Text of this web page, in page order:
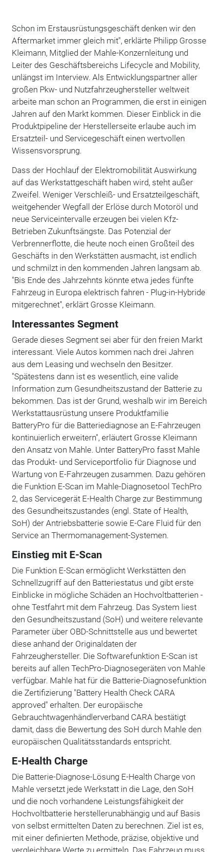
Schon im Erstausrüstungsgeschäft denken wir den
Aftermarket immer gleich mit", erklärte Philipp Grosse
Kleimann, Mitglied der Mahle-Konzernleitung und
Leiter des Geschäftsbereichs Lifecycle and Mobility,
unlängst im Interview. Als Entwicklungspartner aller
großen Pkw- und Nutzfahrzeughersteller weltweit
arbeite man schon an Programmen, die erst in einigen
Jahren auf den Markt kommen. Dieser Einblick in die
Produktpipeline der Herstellerseite erlaube auch im
Ersatzteil- und Servicegeschäft einen wertvollen
Wissensvorsprung.
Dass der Hochlauf der Elektromobilität Auswirkung
auf das Werkstattgeschäft haben wird, steht außer
Zweifel. Weniger Verschleiß- und Ersatzteilgeschäft,
weitgehender Wegfall der Erlöse durch Motoröl und
neue Serviceintervalle erzeugen bei vielen Kfz-
Betrieben Zukunftsängste. Das Potenzial der
Verbrennerflotte, die heute noch einen Großteil des
Geschäfts in den Werkstätten ausmacht, ist endlich
und schmilzt in den kommenden Jahren langsam ab.
"Bis Ende des Jahrzehnts könnte etwa jedes fünfte
Fahrzeug in Europa elektrisch fahren - Plug-in-Hybride
mitgerechnet", erklärt Grosse Kleimann.
Interessantes Segment
Gerade dieses Segment sei aber für den freien Markt
interessant. Viele Autos kommen nach drei Jahren
aus dem Leasing und wechseln den Besitzer.
"Spätestens dann ist es wesentlich, eine valide
Information zum Gesundheitszustand der Batterie zu
bekommen. Das ist der Grund, weshalb wir im Bereich
Werkstattausrüstung unsere Produktfamilie
BatteryPro für die Batteriediagnose an E-Fahrzeugen
kontinuierlich erweitern", erläutert Grosse Kleimann
den Ansatz von Mahle. Unter BatteryPro fasst Mahle
das Produkt- und Serviceportfolio für Diagnose und
Wartung von E-Fahrzeugen zusammen. Dazu gehören
die Funktion E-Scan im Mahle-Diagnosetool TechPro
2, das Servicegerät E-Health Charge zur Bestimmung
des Gesundheitszustandes (engl. State of Health,
SoH) der Antriebsbatterie sowie E-Care Fluid für den
Service an Thermomanagement-Systemen.
Einstieg mit E-Scan
Die Funktion E-Scan ermöglicht Werkstätten den
Schnellzugriff auf den Batteriestatus und gibt erste
Einblicke in mögliche Schäden an Hochvoltbatterien -
ohne Testfahrt mit dem Fahrzeug. Das System liest
den Gesundheitszustand (SoH) und weitere relevante
Parameter über OBD-Schnittstelle aus und bewertet
diese anhand der Originaldaten der
Fahrzeughersteller. Die Softwarefunktion E-Scan ist
bereits auf allen TechPro-Diagnosegeräten von Mahle
verfügbar. Mahle hat für die Batterie-Diagnosefunktion
die Zertifizierung "Battery Health Check CARA
approved" erhalten. Der europäische
Gebrauchtwagenhändlerverband CARA bestätigt
damit, dass die Bewertung des SoH durch Mahle den
europäischen Qualitätsstandards entspricht.
E-Health Charge
Die Batterie-Diagnose-Lösung E-Health Charge von
Mahle versetzt jede Werkstatt in die Lage, den SoH
und die noch vorhandene Leistungsfähigkeit der
Hochvoltbatterie herstellerunabhängig und auf Basis
von selbst ermittelten Daten zu berechnen. Ziel ist es,
mit einer definierten Methode, präzise, objektive und
vergleichbare Werte zu ermitteln. Das Fahrzeug muss